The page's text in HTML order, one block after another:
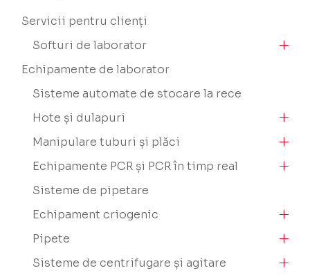
Servicii pentru clienți
Softuri de laborator
Echipamente de laborator
Sisteme automate de stocare la rece
Hote și dulapuri
Manipulare tuburi și plăci
Echipamente PCR și PCR în timp real
Sisteme de pipetare
Echipament criogenic
Pipete
Sisteme de centrifugare și agitare